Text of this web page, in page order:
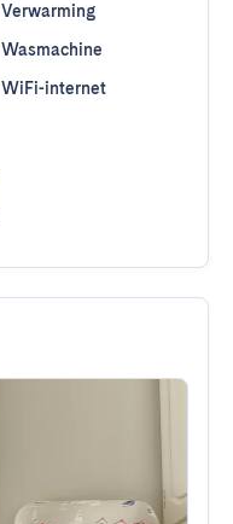
Verwarming
Wasmachine
WiFi-internet